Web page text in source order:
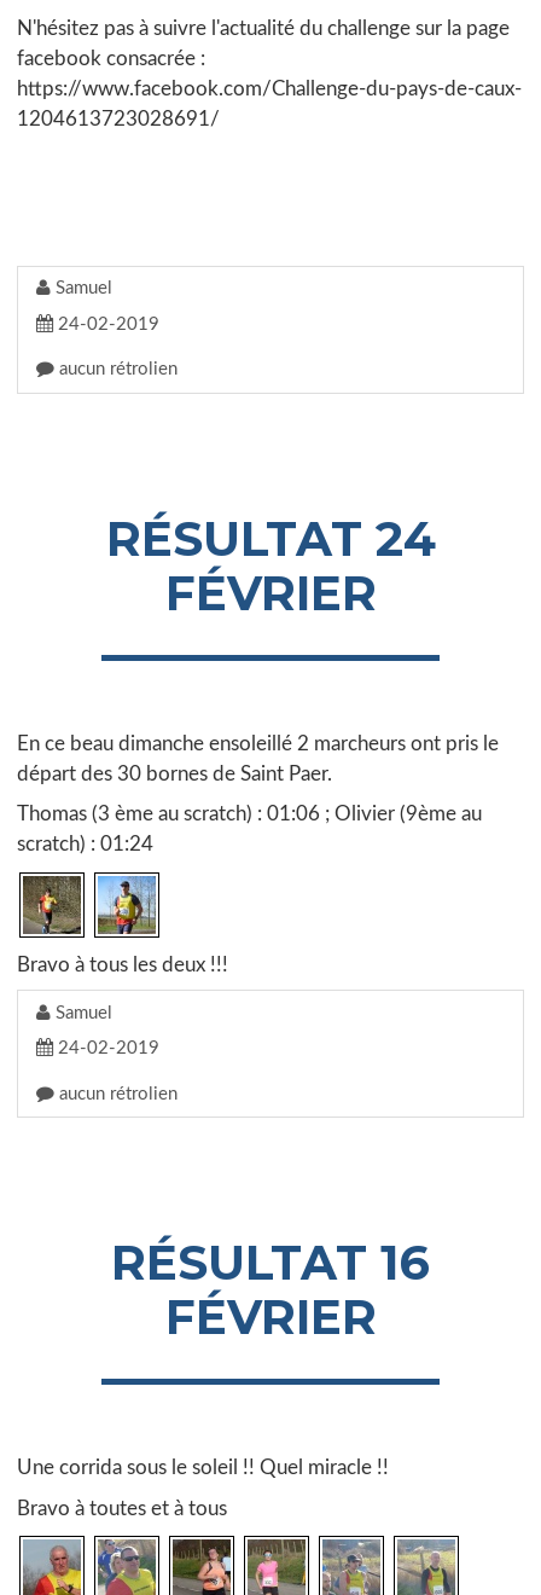
N'hésitez pas à suivre l'actualité du challenge sur la page
facebook consacrée :
https://www.facebook.com/Challenge-du-pays-de-caux-
1204613723028691/
Samuel
24-02-2019
aucun rétrolien
RÉSULTAT 24
FÉVRIER
En ce beau dimanche ensoleillé 2 marcheurs ont pris le
départ des 30 bornes de Saint Paer.
Thomas (3 ème au scratch) : 01:06 ; Olivier (9ème au
scratch) : 01:24
Bravo à tous les deux !!!
Samuel
24-02-2019
aucun rétrolien
RÉSULTAT 16
FÉVRIER
Une corrida sous le soleil !! Quel miracle !!
Bravo à toutes et à tous